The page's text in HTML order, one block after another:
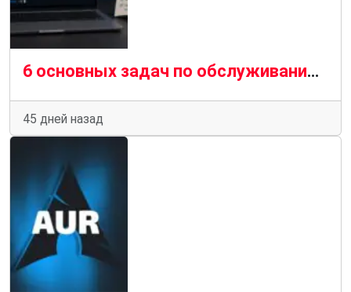
6 основных задач по обслуживанию Arch Linux для стабильной работы системы
45 дней назад